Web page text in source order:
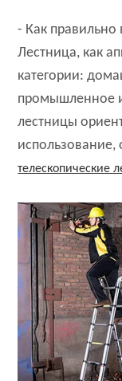
- Как правильно
Лестница, как
категории:
промышленное
лестницы
телескопические